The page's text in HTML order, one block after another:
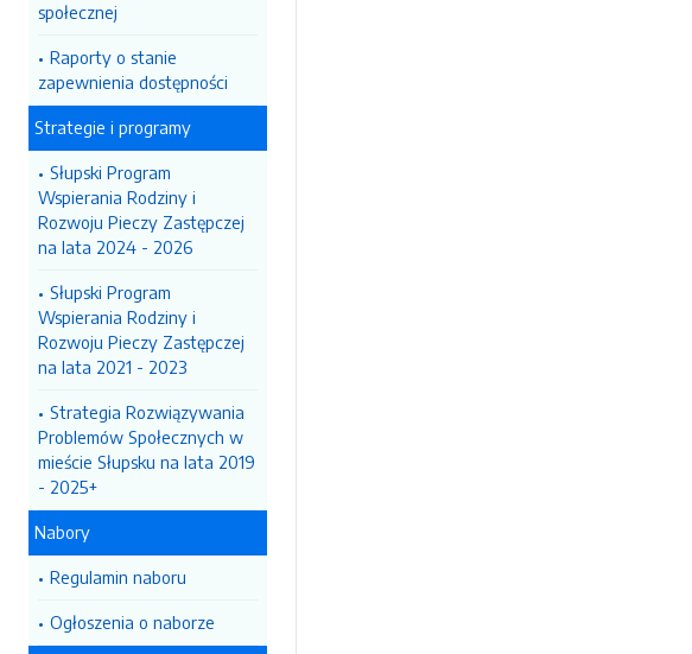
społecznej
Raporty o stanie
zapewnienia dostępności
Strategie i programy
Słupski Program
Wspierania Rodziny i
Rozwoju Pieczy Zastępczej
na lata 2024 - 2026
Słupski Program
Wspierania Rodziny i
Rozwoju Pieczy Zastępczej
na lata 2021 - 2023
Strategia Rozwiązywania
Problemów Społecznych w
mieście Słupsku na lata 2019
- 2025+
Nabory
Regulamin naboru
Ogłoszenia o naborze